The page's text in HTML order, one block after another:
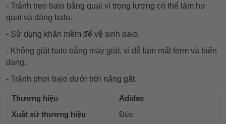
- Tránh treo balo bằng quai vì trọng lượng có thể làm hư
quai và dáng balo.
- Sử dụng khăn mềm để vệ sinh balo.
- Không giặt balo bằng máy giặt, vì dễ làm mất form và biến
dạng.
- Tránh phơi balo dưới trời nắng gắt.
Thương hiệu
Adidas
Xuất xứ thương hiệu
Đức